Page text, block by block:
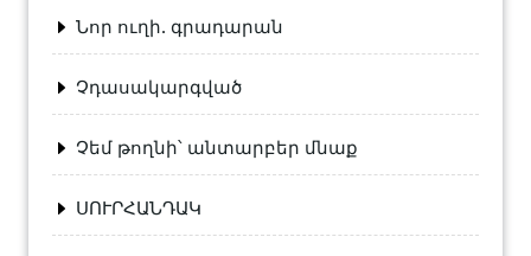
Նոր ուղի. գրադարան
Չդասակարգված
Չեմ թողնի՝ անտարբեր մնաք
ՍՈՒՐՀԱՆԴԱԿ